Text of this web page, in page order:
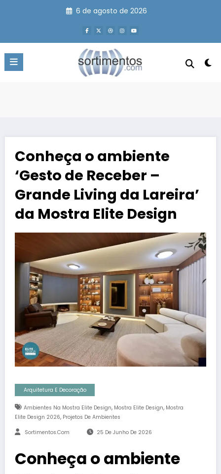
6 de agosto de 2026
Conheça o ambiente
‘Gesto de Receber –
Grande Living da Lareira’
da Mostra Elite Design
Arquitetura E Decoração
Ambientes Na Mostra Elite Design, Mostra Elite Design, Mostra
Elite Design 2026, Projetos De Ambientes
Sortimentos.com 25 De Junho De 2026
Conheça o ambiente